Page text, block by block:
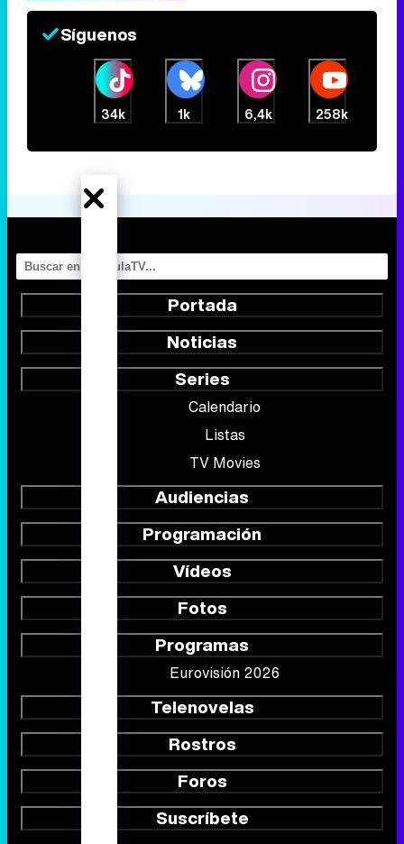
Síguenos
34k 1k 6,4k 258k
Portada
Noticias
Series
Calendario
Listas
TV Movies
Audiencias
Programación
Vídeos
Fotos
Programas
Eurovisión 2026
Telenovelas
Rostros
Foros
Suscríbete